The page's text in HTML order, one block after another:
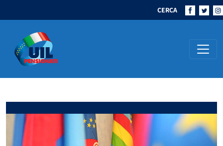
CERCA
Navigazione principale